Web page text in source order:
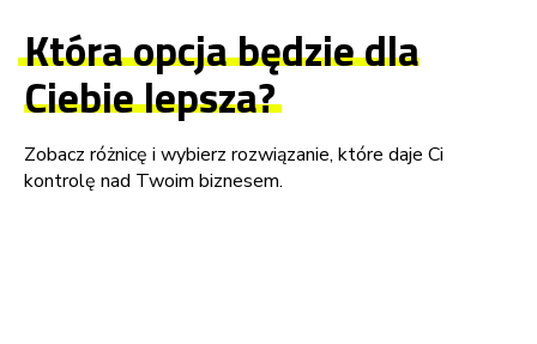
Która opcja będzie dla
Ciebie lepsza?
Zobacz różnicę i wybierz rozwiązanie, które daje Ci
kontrolę nad Twoim biznesem.